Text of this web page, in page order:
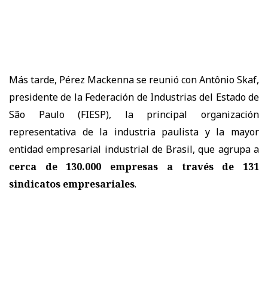
Más tarde, Pérez Mackenna se reunió conAntônio Skaf,
presidente de la Federación de Industrias del Estado de
São Paulo (FIESP), la principal organización
representativa de la industria paulista y la mayor
entidad empresarial industrial de Brasil, que agrupa a
cerca de 130.000 empresas a través de 131
sindicatos empresariales.